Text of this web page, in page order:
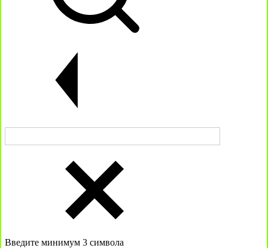
Введите минимум 3 символа